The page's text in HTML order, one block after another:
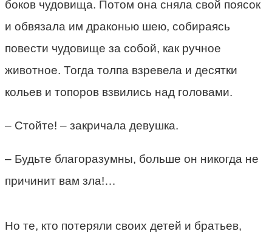
боков чудовища. Потом она сняла свой поясок
и обвязала им драконью шею, собираясь
повести чудовище за собой, как ручное
животное. Тогда толпа взревела и десятки
кольев и топоров взвились над головами.
– Стойте! – закричала девушка.
– Будьте благоразумны, больше он никогда не
причинит вам зла!…
Но те, кто потеряли своих детей и братьев,